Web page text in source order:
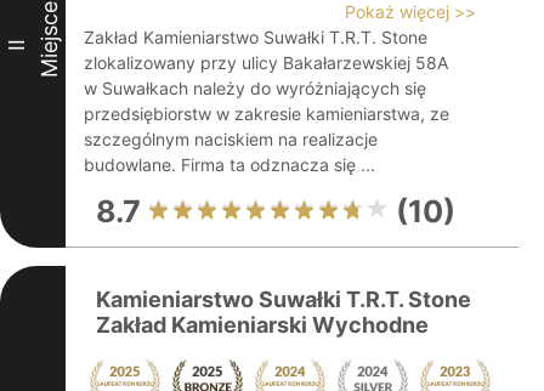
II Miejsce
Pokaż więcej >>
Zakład Kamieniarstwo Suwałki T.R.T. Stone
zlokalizowany przy ulicy Bakałarzewskiej 58A
w Suwałkach należy do wyróżniających się
przedsiębiorstw w zakresie kamieniarstwa, ze
szczególnym naciskiem na realizacje
budowlane. Firma ta odznacza się ...
8.7 (10)
Kamieniarstwo Suwałki T.R.T. Stone
Zakład Kamieniarski Wychodne